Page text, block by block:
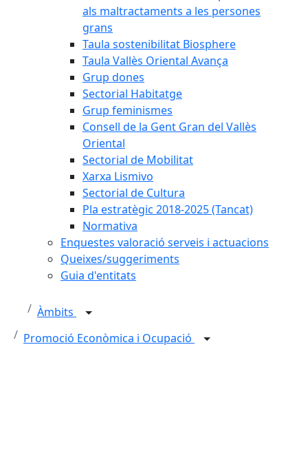
als maltractaments a les persones
grans
Taula sostenibilitat Biosphere
Taula Vallès Oriental Avança
Grup dones
Sectorial Habitatge
Grup feminismes
Consell de la Gent Gran del Vallès
Oriental
Sectorial de Mobilitat
Xarxa Lismivo
Sectorial de Cultura
Pla estratègic 2018-2025 (Tancat)
Normativa
Enquestes valoració serveis i actuacions
Queixes/suggeriments
Guia d'entitats
Àmbits
Promoció Econòmica i Ocupació